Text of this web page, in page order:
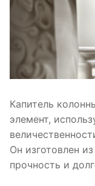
Капитель
элемент,
Он изготовлен
прочность и